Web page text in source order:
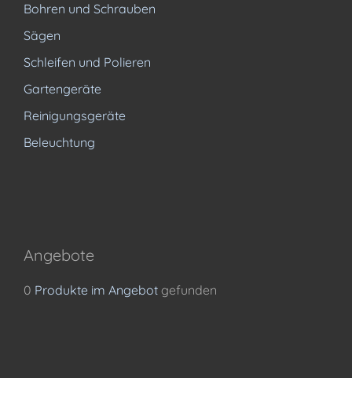
Bohren und Schrauben
Sägen
Schleifen und Polieren
Gartengeräte
Reinigungsgeräte
Beleuchtung
Angebote
0 Produkte im Angebot gefunden